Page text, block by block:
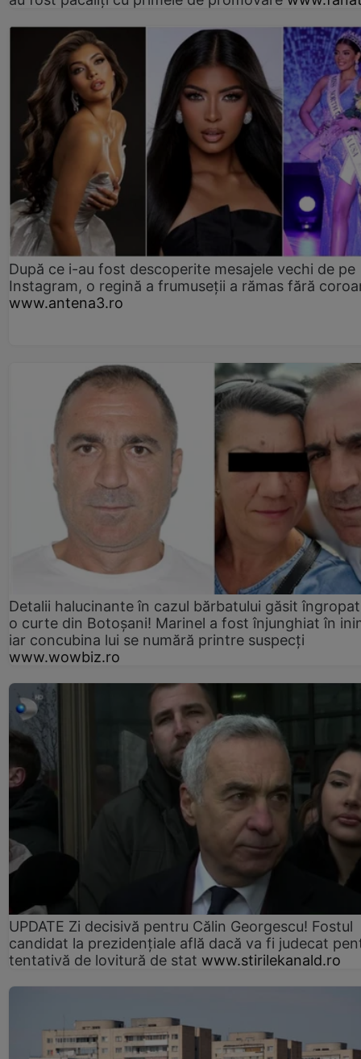
După ce i-au fost descoperite mesajele vechi de pe
Instagram, o regină a frumuseții a rămas fără
www.antena3.ro
Detalii halucinante în cazul bărbatului găsit
o curte din Botoșani! Marinel a fost înjunghiat în
iar concubina lui se numără printre suspecți
www.wowbiz.ro
UPDATE Zi decisivă pentru Călin Georgescu! Fostul
candidat la prezidențiale află dacă va fi judecat
tentativă de lovitură de stat www.stirilekanald.ro